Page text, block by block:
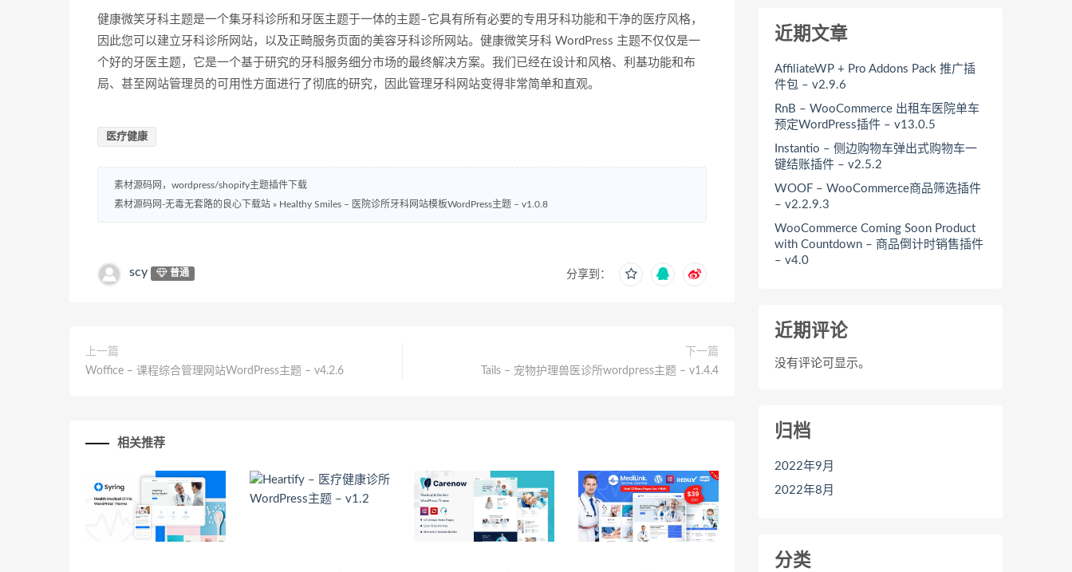
健康微笑牙科主题是一个集牙科诊所和牙医主题于一体的主题–它具有所有必要的专用牙科功能和干净的医疗风格，
因此您可以建立牙科诊所网站，以及正畸服务页面的美容牙科诊所网站。健康微笑牙科 WordPress 主题不仅仅是一
个好的牙医主题，它是一个基于研究的牙科服务细分市场的最终解决方案。我们已经在设计和风格、利基功能和布
局、甚至网站管理员的可用性方面进行了彻底的研究，因此管理牙科网站变得非常简单和直观。
医疗健康
素材源码网，wordpress/shopify主题插件下载
素材源码网-无毒无套路的良心下载站 » Healthy Smiles – 医院诊所牙科网站模板WordPress主题 – v1.0.8
scy 普通 分享到：
上一篇
Woffice – 课程综合管理网站WordPress主题 – v4.2.6
下一篇
Tails – 宠物护理兽医诊所wordpress主题 – v1.4.4
相关推荐
近期文章
AffiliateWP + Pro Addons Pack 推广插
件包 – v2.9.6
RnB – WooCommerce 出租车医院单车
预定WordPress插件 – v13.0.5
Instantio – 侧边购物车弹出式购物车一
键结账插件 – v2.5.2
WOOF – WooCommerce商品筛选插件
– v2.2.9.3
WooCommerce Coming Soon Product
with Countdown – 商品倒计时销售插件
– v4.0
近期评论
没有评论可显示。
归档
2022年9月
2022年8月
分类